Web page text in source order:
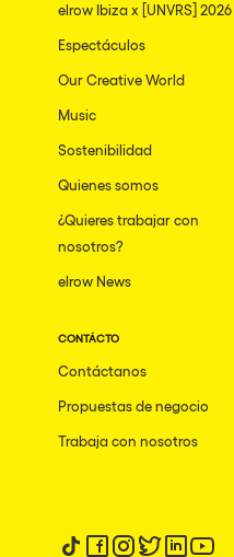
elrow Ibiza x [UNVRS] 2026
Espectáculos
Our Creative World
Music
Sostenibilidad
Quienes somos
¿Quieres trabajar con
nosotros?
elrow News
CONTÁCTO
Contáctanos
Propuestas de negocio
Trabaja con nosotros
Síguenos en tiktok
Síguenos en
Síguenos en
Síguenos